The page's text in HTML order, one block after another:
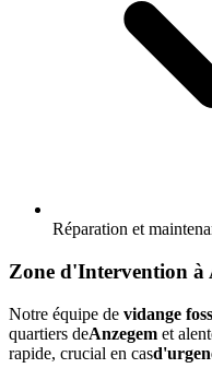
Réparation et
Zone d'Intervention à
Notre équipe de vidange
quartiers deAnzegem et
rapide, crucial en cas